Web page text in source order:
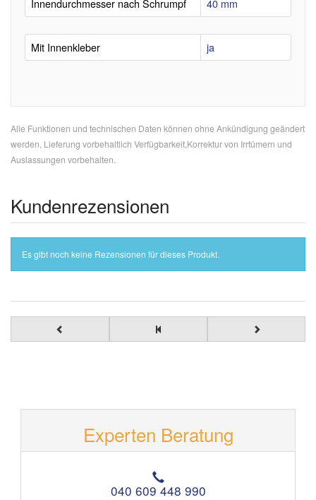
Innendurchmesser nach Schrumpf 40 mm
Mit Innenkleber ja
Alle Funktionen und technischen Daten können ohne Ankündigung geändert
werden, Lieferung vorbehaltlich Verfügbarkeit,Korrektur von Irrtümern und
Auslassungen vorbehalten.
Kundenrezensionen
Es gibt noch keine Rezensionen für dieses Produkt.
Experten Beratung
T
e
040 609 448 990